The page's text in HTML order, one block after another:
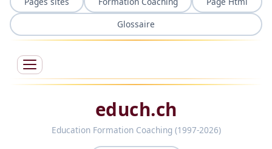
Glossaire
educh.ch
Education Formation Coaching (1997-2026)